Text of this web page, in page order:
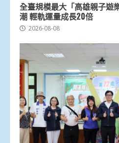
全臺規模最大「高雄親子遊
潮 輕軌運量成長20倍
2026-08-08